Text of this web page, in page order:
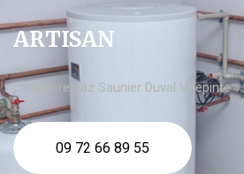
ARTISAN
chaudière gaz Saunier Duval Villepinte
09 72 66 89 55